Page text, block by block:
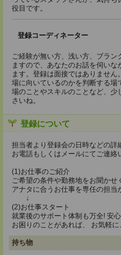
役目です。
登録コーディネーター
ご経験が無い方、浅い方、ブラン
ますので、あなたのお話を伺い
ます。登録は面接ではありませ
場に向いているのかを判断する
場のことやスキルのことなど、
さいね。
登録について
担当者より登録会の日時などの詳
お電話もしくはメールにてご連絡
(1)お仕事のご紹介
ご希望の条件や勤務地をお聞かせ
アナタに合うお仕事を専任の担当
↓
(2)お仕事スタート
就業後のサポート体制も万全! 安
お困りのことがあれば、 お気軽
持ち物